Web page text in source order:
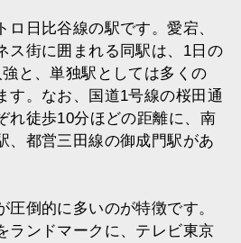
日比谷線の駅です。愛宕、
ス街に囲まれる同駅は、1日の
と、単独駅としては多くの
す。なお、国道1号線の桜田通
れ徒歩10分ほどの距離に、南
、都営三田線の御成門駅があ
倒的に多いのが特徴です。
ランドマークに、テレビ東京